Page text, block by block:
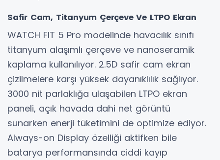
Safir Cam, Titanyum Çerçeve Ve LTPO Ekran
WATCH FIT 5 Pro modelinde havacılık sınıfı
titanyum alaşımlı çerçeve ve nanoseramik
kaplama kullanılıyor. 2.5D safir cam ekran
çizilmelere karşı yüksek dayanıklılık sağlıyor.
3000 nit parlaklığa ulaşabilen LTPO ekran
paneli, açık havada dahi net görüntü
sunarken enerji tüketimini de optimize ediyor.
Always-on Display özelliği aktifken bile
batarya performansında ciddi kayıp